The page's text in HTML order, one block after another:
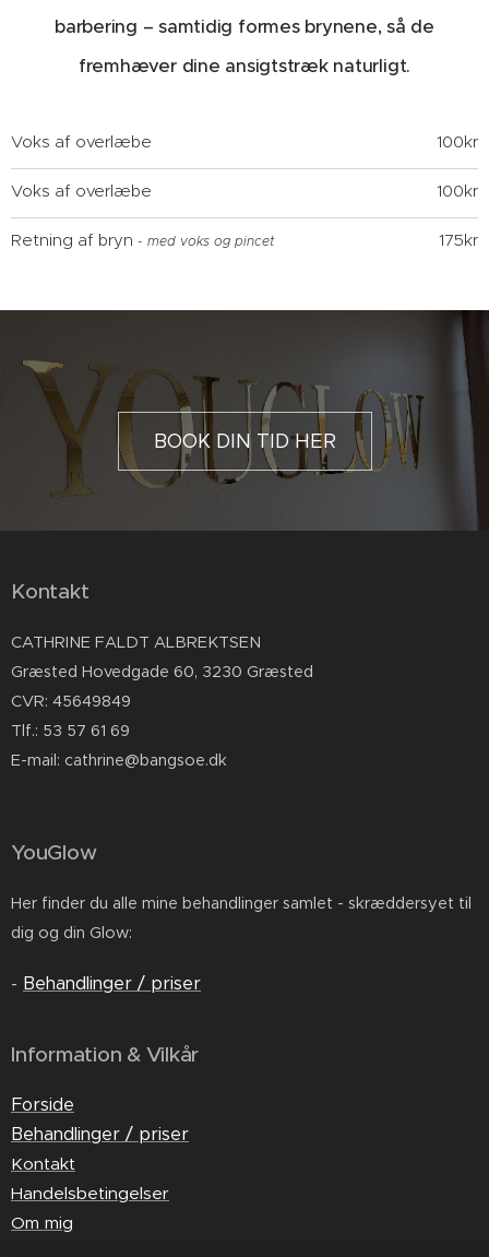
barbering – samtidig formes brynene, så de
fremhæver dine ansigtstræk naturligt.
Voks af overlæbe 100kr
Voks af overlæbe 100kr
Retning af bryn - med voks og pincet 175kr
BOOK DIN TID HER
Kontakt
CATHRINE FALDT ALBREKTSEN
Græsted Hovedgade 60, 3230 Græsted
CVR: 45649849
Tlf.: 53 57 61 69
E-mail: cathrine@bangsoe.dk
YouGlow
Her finder du alle mine behandlinger samlet - skræddersyet til
dig og din Glow:
- Behandlinger / priser
Information & Vilkår
Forside
Behandlinger / priser
Kontakt
Handelsbetingelser
Om mig